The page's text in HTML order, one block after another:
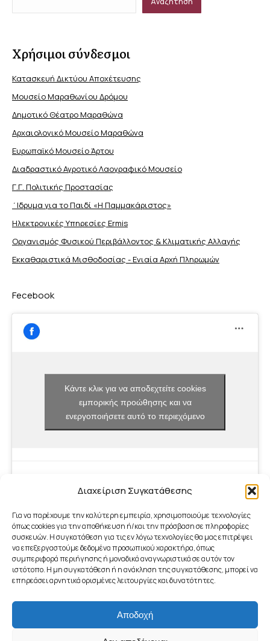
Διαχείριση Συγκατάθεσης
Για να παρέχουμε την καλύτερη εμπειρία, χρησιμοποιούμε τεχνολογίες
όπως cookies για την αποθήκευση ή/και την πρόσβαση σε πληροφορίες
συσκευών. Η συγκατάθεση για τις εν λόγω τεχνολογίες θα μας επιτρέψει
να επεξεργαστούμε δεδομένα προσωπικού χαρακτήρα, όπως
συμπεριφορά περιήγησης ή μοναδικά αναγνωριστικά σε αυτόν τον
ιστότοπο. Η μη συγκατάθεση ή η ανάκληση της συγκατάθεσης, μπορεί να
επηρεάσει αρνητικά ορισμένες λειτουργίες και δυνατότητες.
Αποδοχή
Χρήσιμοι σύνδεσμοι
Κατασκευή Δικτύου Αποχέτευσης
Μουσείο Μαραθωνίου Δρόμου
Δημοτικό Θέατρο Μαραθώνα
Αρχαιολογικό Μουσείο Μαραθώνα
Ευρωπαϊκό Μουσείο Άρτου
Διαδραστικό Αγροτικό Λαογραφικό Μουσείο
Γ.Γ. Πολιτικής Προστασίας
΄Ιδρυμα για το Παιδί «Η Παμμακάριστος»
Ηλεκτρονικές Υπηρεσίες Ermis
Οργανισμός Φυσικού Περιβάλλοντος & Κλιματικής Aλλαγής
Εκκαθαριστικά Μισθοδοσίας - Ενιαία Αρχή Πληρωμών
Fecebook
Κάντε κλικ για να αποδεχτείτε cookies
εμπορικής προώθησης και να
ενεργοποιήσετε αυτό το περιεχόμενο
footer_menu
© 2026 - Γραφείο ΤΠΕ Δήμου Μαραθώνος | ICT Office of